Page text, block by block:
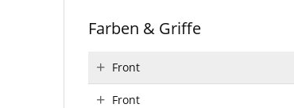
Farben & Griffe
Front
Front